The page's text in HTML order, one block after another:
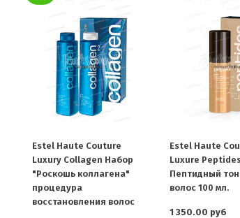
Estel Haute Couture
Luxury Collagen Набор
"Роскошь коллагена"
процедура
восстановления волос
Estel Haute
Luxure
Пептидный
волос 100 мл.
1 350.00 руб